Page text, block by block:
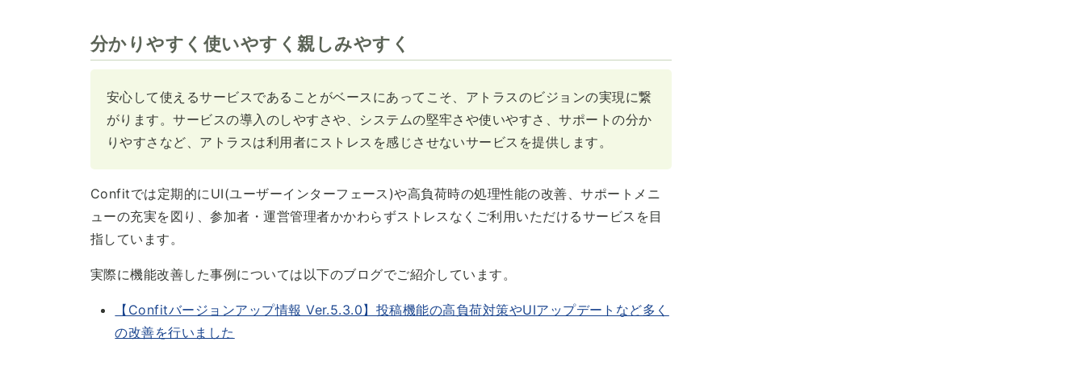
分かりやすく使いやすく親しみやすく
安心して使えるサービスであることがベースにあってこそ、アトラスのビジョンの実現に繋
がります。サービスの導入のしやすさや、システムの堅牢さや使いやすさ、サポートの分か
りやすさなど、アトラスは利用者にストレスを感じさせないサービスを提供します。
Confitでは定期的にUI(ユーザーインターフェース)や高負荷時の処理性能の改善、サポートメニ
ューの充実を図り、参加者・運営管理者かかわらずストレスなくご利用いただけるサービスを目
指しています。
実際に機能改善した事例については以下のブログでご紹介しています。
【Confitバージョンアップ情報 Ver.5.3.0】投稿機能の高負荷対策やUIアップデートなど多く
の改善を行いました